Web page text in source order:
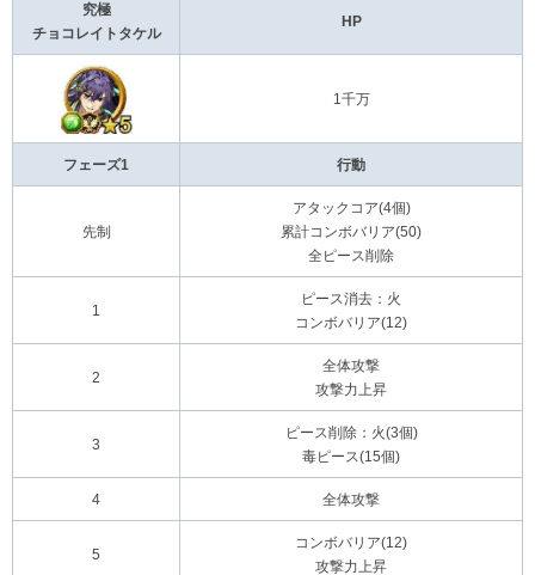
究極
チョコレイトタケル
HP
1千万
フェーズ1 行動
先制
アタックコア(4個)
累計コンボバリア(50)
全ピース削除
1
ピース消去：火
コンボバリア(12)
2
全体攻撃
攻撃力上昇
3
ピース削除：火(3個)
毒ピース(15個)
4 全体攻撃
5
コンボバリア(12)
攻撃力上昇